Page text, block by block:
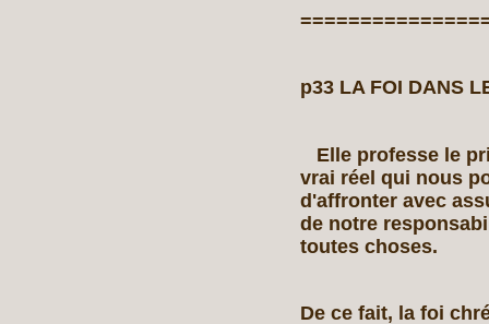
p33 LA FOI DANS
Elle professe le
vrai réel qui nous
d'affronter avec
de notre
toutes choses.
De ce fait, la foi